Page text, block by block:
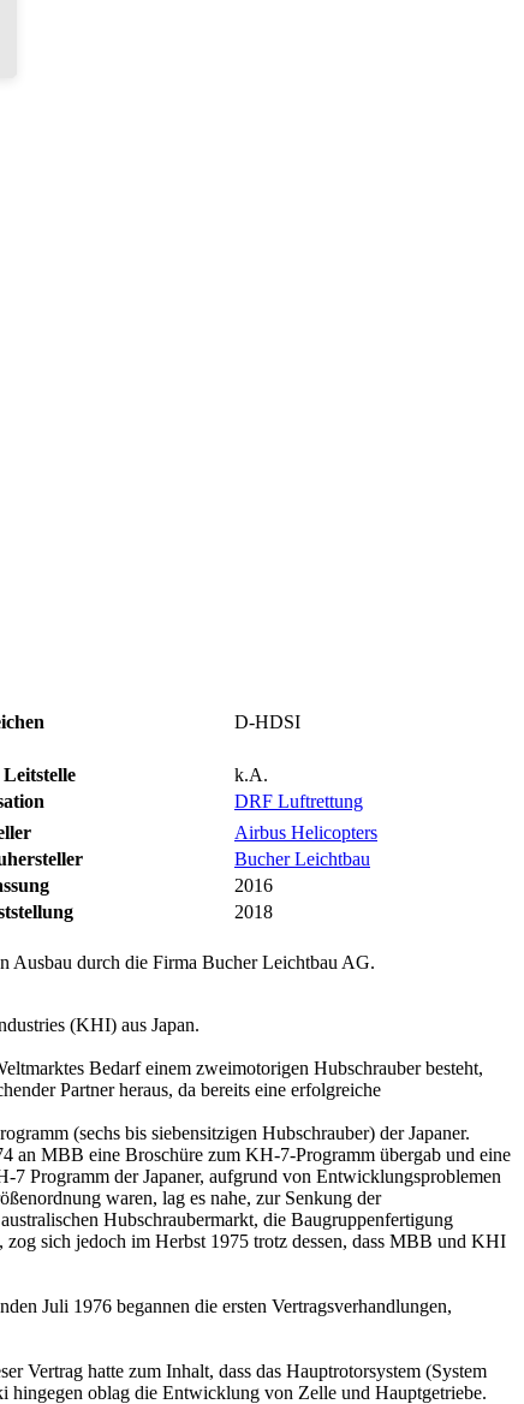
D-HDSI
k.A.
DRF Luftrettung
Airbus Helicopters
Bucher Leichtbau
2016
2018
durch die Firma Bucher Leichtbau AG.
(KHI) aus Japan.
Bedarf einem zweimotorigen Hubschrauber besteht,
Partner heraus, da bereits eine erfolgreiche
(sechs bis siebensitzigen Hubschrauber) der Japaner.
an MBB eine Broschüre zum KH-7-Programm übergab und eine
Programm der Japaner, aufgrund von Entwicklungsproblemen
waren, lag es nahe, zur Senkung der
Hubschraubermarkt, die Baugruppenfertigung
sich jedoch im Herbst 1975 trotz dessen, dass MBB und KHI
Juli 1976 begannen die ersten Vertragsverhandlungen,
Vertrag hatte zum Inhalt, dass das Hauptrotorsystem (System
oblag die Entwicklung von Zelle und Hauptgetriebe.